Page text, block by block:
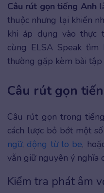
Câu rút gọn tiếng Anh
thuộc nhưng lại khiến
khi áp dụng vào thực
cùng ELSA Speak
thường gặp kèm bài
Câu rút gọn
Câu rút gọn trong
cách lược bỏ bớt một
ngữ, động từ to be,
vẫn giữ nguyên ý nghĩa
Kiểm tra phát âm